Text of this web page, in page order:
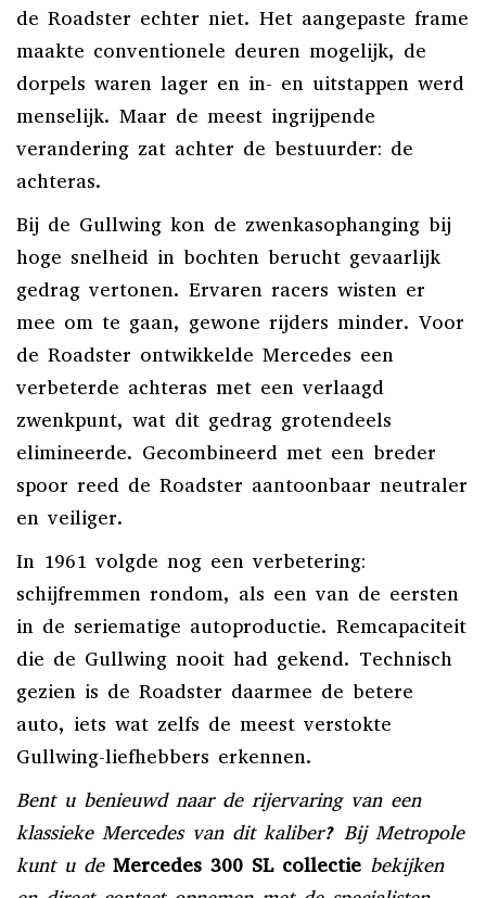
de Roadster echter niet. Het aangepaste frame
maakte conventionele deuren mogelijk, de
dorpels waren lager en in- en uitstappen werd
menselijk. Maar de meest ingrijpende
verandering zat achter de bestuurder: de
achteras.
Bij de Gullwing kon de zwenkasophanging bij
hoge snelheid in bochten berucht gevaarlijk
gedrag vertonen. Ervaren racers wisten er
mee om te gaan, gewone rijders minder. Voor
de Roadster ontwikkelde Mercedes een
verbeterde achteras met een verlaagd
zwenkpunt, wat dit gedrag grotendeels
elimineerde. Gecombineerd met een breder
spoor reed de Roadster aantoonbaar neutraler
en veiliger.
In 1961 volgde nog een verbetering:
schijfremmen rondom, als een van de eersten
in de seriematige autoproductie. Remcapaciteit
die de Gullwing nooit had gekend. Technisch
gezien is de Roadster daarmee de betere
auto, iets wat zelfs de meest verstokte
Gullwing-liefhebbers erkennen.
Bent u benieuwd naar de rijervaring van een
klassieke Mercedes van dit kaliber? Bij Metropole
kunt u de Mercedes 300 SL collectie bekijken